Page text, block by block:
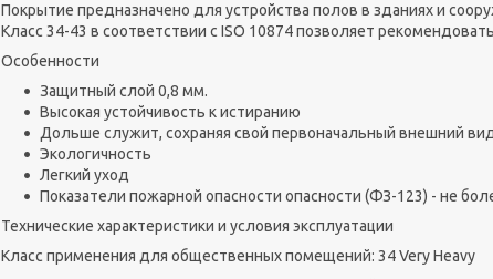
Покрытие предназначено для устройства полов в зданиях и
Класс 34-43 в соответствии с ISO 10874 позволяет
Особенности
Защитный слой 0,8 мм.
Высокая устойчивость к истиранию
Дольше служит, сохраняя свой первоначальный внешний
Экологичность
Легкий уход
Показатели пожарной опасности опасности (ФЗ-123) - не
Технические характеристики и условия эксплуатации
Класс применения для общественных помещений: 34 Very Heavy